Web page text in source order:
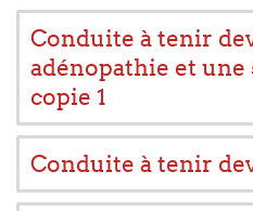
Conduite à tenir
adénopathie et
copie 1
Conduite à tenir